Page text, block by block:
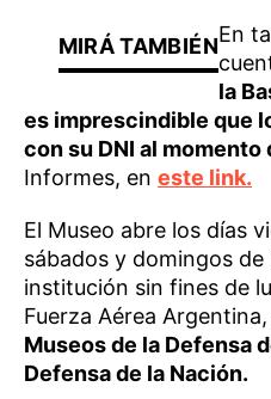
En
la
es imprescindible que
con su DNI al
Informes, en este link.
El Museo abre los días
sábados y domingos de
institución sin fines de
Fuerza Aérea
Museos de la Defensa
Defensa de la Nación.